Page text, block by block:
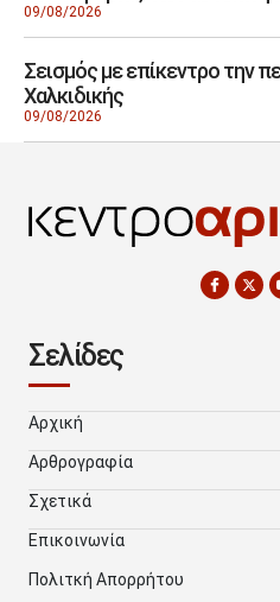
09/08/2026
Σεισμός με επίκεντρο την
Χαλκιδικής
09/08/2026
Σελίδες
Αρχική
Αρθρογραφία
Σχετικά
Επικοινωνία
Πολιτκή Απορρήτου